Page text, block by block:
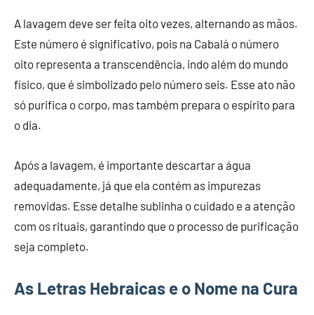
A lavagem deve ser feita oito vezes, alternando as mãos.
Este número é significativo, pois na Cabalá o número
oito representa a transcendência, indo além do mundo
físico, que é simbolizado pelo número seis. Esse ato não
só purifica o corpo, mas também prepara o espírito para
o dia.
Após a lavagem, é importante descartar a água
adequadamente, já que ela contém as impurezas
removidas. Esse detalhe sublinha o cuidado e a atenção
com os rituais, garantindo que o processo de purificação
seja completo.
As Letras Hebraicas e o Nome na Cura